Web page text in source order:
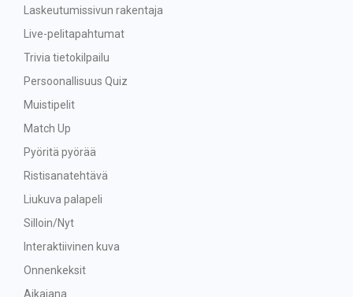
Laskeutumissivun rakentaja
Live-pelitapahtumat
Trivia tietokilpailu
Persoonallisuus Quiz
Muistipelit
Match Up
Pyöritä pyörää
Ristisanatehtävä
Liukuva palapeli
Silloin/Nyt
Interaktiivinen kuva
Onnenkeksit
Aikajana